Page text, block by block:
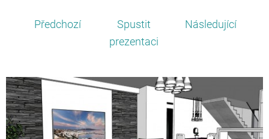
Předchozí
Spustit
prezentaci
Následující